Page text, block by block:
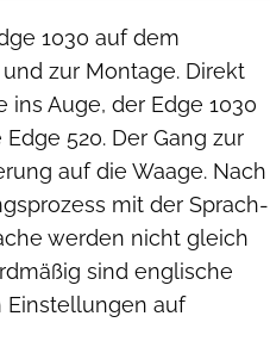
1030 auf dem
zur Montage. Direkt
Auge, der Edge 1030
520. Der Gang zur
auf die Waage. Nach
mit der Sprach-
werden nicht gleich
sind englische
Einstellungen auf